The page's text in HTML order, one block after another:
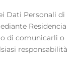
Dati Personali di
Residencia
di comunicarli o
responsabilità